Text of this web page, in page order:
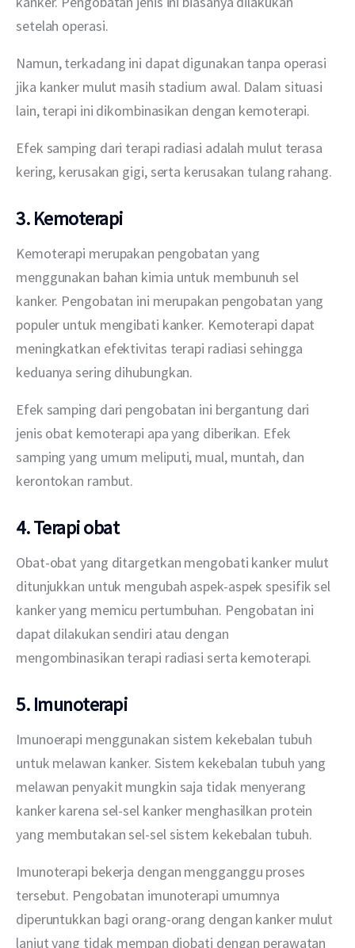
setelah operasi.
Namun, terkadang ini dapat digunakan tanpa operasi
jika kanker mulut masih stadium awal. Dalam situasi
lain, terapi ini dikombinasikan dengan kemoterapi.
Efek samping dari terapi radiasi adalah mulut terasa
kering, kerusakan gigi, serta kerusakan tulang rahang.
3. Kemoterapi
Kemoterapi merupakan pengobatan yang
menggunakan bahan kimia untuk membunuh sel
kanker. Pengobatan ini merupakan pengobatan yang
populer untuk mengibati kanker. Kemoterapi dapat
meningkatkan efektivitas terapi radiasi sehingga
keduanya sering dihubungkan.
Efek samping dari pengobatan ini bergantung dari
jenis obat kemoterapi apa yang diberikan. Efek
samping yang umum meliputi, mual, muntah, dan
kerontokan rambut.
4. Terapi obat
Obat-obat yang ditargetkan mengobati kanker mulut
ditunjukkan untuk mengubah aspek-aspek spesifik sel
kanker yang memicu pertumbuhan. Pengobatan ini
dapat dilakukan sendiri atau dengan
mengombinasikan terapi radiasi serta kemoterapi.
5. Imunoterapi
Imunoerapi menggunakan sistem kekebalan tubuh
untuk melawan kanker. Sistem kekebalan tubuh yang
melawan penyakit mungkin saja tidak menyerang
kanker karena sel-sel kanker menghasilkan protein
yang membutakan sel-sel sistem kekebalan tubuh.
Imunoterapi bekerja dengan mengganggu proses
tersebut. Pengobatan imunoterapi umumnya
diperuntukkan bagi orang-orang dengan kanker mulut
lanjut yang tidak mempan diobati dengan perawatan